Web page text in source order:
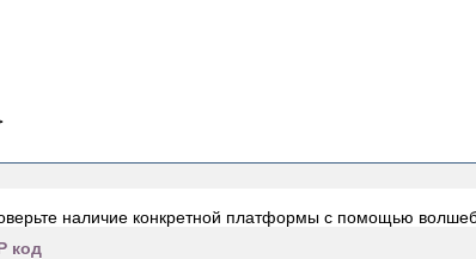
наличие конкретной платформы с помощью
код